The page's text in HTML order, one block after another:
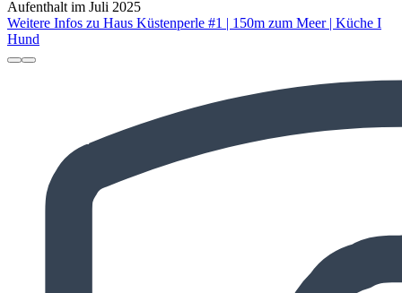
Aufenthalt im Juli 2025
Weitere Infos zu Haus Küstenperle #1 | 150m zum Meer | Küche I
Hund